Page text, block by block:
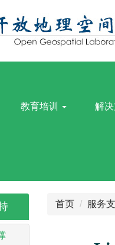
教育培训 解
首页 服务